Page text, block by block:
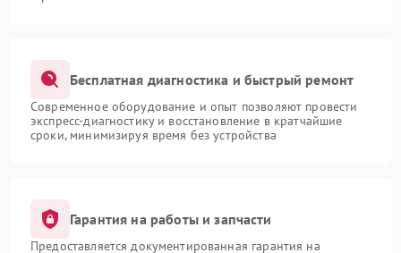
Бесплатная диагностика и быстрый ремонт
Современное оборудование и опыт позволяют провести
экспресс-диагностику и восстановление в кратчайшие
сроки, минимизируя время без устройства
Гарантия на работы и запчасти
Предоставляется документированная гарантия на